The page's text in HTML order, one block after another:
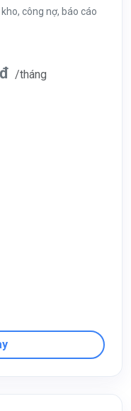
công nợ, báo cáo
đ /tháng